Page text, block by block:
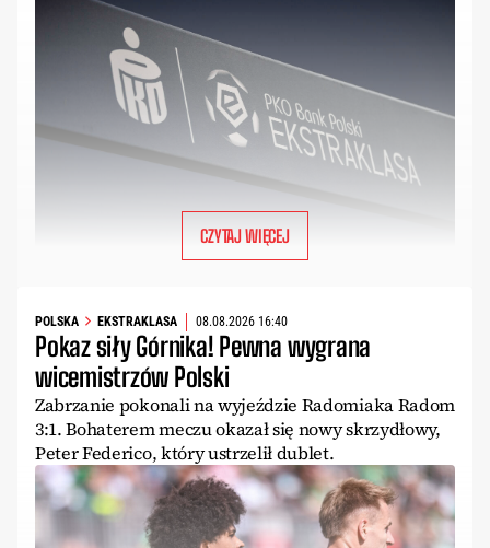
CZYTAJ WIĘCEJ
POLSKA EKSTRAKLASA 08.08.2026 16:40
Pokaz siły Górnika! Pewna wygrana
wicemistrzów Polski
Zabrzanie pokonali na wyjeździe Radomiaka Radom
3:1. Bohaterem meczu okazał się nowy skrzydłowy,
Peter Federico, który ustrzelił dublet.